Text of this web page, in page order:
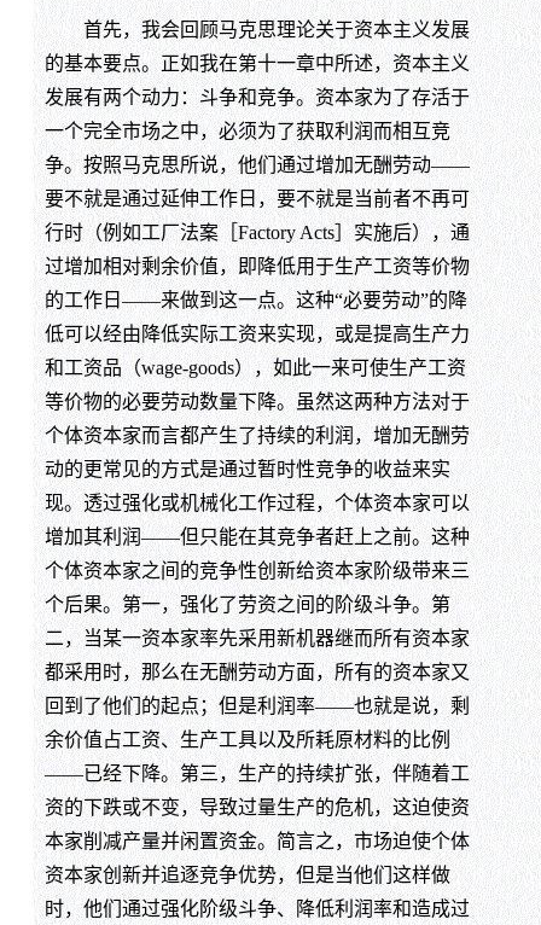
首先，我会回顾马克思理论关于资本主义发展
的基本要点。正如我在第十一章中所述，资本主义
发展有两个动力：斗争和竞争。资本家为了存活于
一个完全市场之中，必须为了获取利润而相互竞
争。按照马克思所说，他们通过增加无酬劳动——
要不就是通过延伸工作日，要不就是当前者不再可
行时（例如工厂法案［Factory Acts］实施后），通
过增加相对剩余价值，即降低用于生产工资等价物
的工作日——来做到这一点。这种“必要劳动”的降
低可以经由降低实际工资来实现，或是提高生产力
和工资品（wage-goods），如此一来可使生产工资
等价物的必要劳动数量下降。虽然这两种方法对于
个体资本家而言都产生了持续的利润，增加无酬劳
动的更常见的方式是通过暂时性竞争的收益来实
现。透过强化或机械化工作过程，个体资本家可以
增加其利润——但只能在其竞争者赶上之前。这种
个体资本家之间的竞争性创新给资本家阶级带来三
个后果。第一，强化了劳资之间的阶级斗争。第
二，当某一资本家率先采用新机器继而所有资本家
都采用时，那么在无酬劳动方面，所有的资本家又
回到了他们的起点；但是利润率——也就是说，剩
余价值占工资、生产工具以及所耗原材料的比例
——已经下降。第三，生产的持续扩张，伴随着工
资的下跌或不变，导致过量生产的危机，这迫使资
本家削减产量并闲置资金。简言之，市场迫使个体
资本家创新并追逐竞争优势，但是当他们这样做
时，他们通过强化阶级斗争、降低利润率和造成过